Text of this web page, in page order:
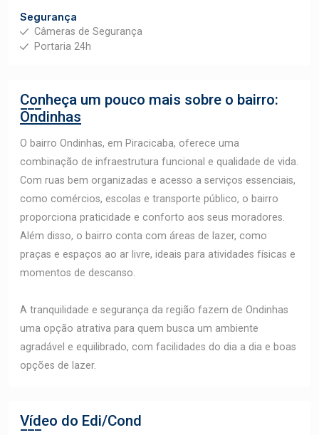
Segurança
Câmeras de Segurança
Portaria 24h
Conheça um pouco mais sobre o bairro:
Ondinhas
O bairro Ondinhas, em Piracicaba, oferece uma
combinação de infraestrutura funcional e qualidade de vida.
Com ruas bem organizadas e acesso a serviços essenciais,
como comércios, escolas e transporte público, o bairro
proporciona praticidade e conforto aos seus moradores.
Além disso, o bairro conta com áreas de lazer, como
praças e espaços ao ar livre, ideais para atividades físicas e
momentos de descanso.
A tranquilidade e segurança da região fazem de Ondinhas
uma opção atrativa para quem busca um ambiente
agradável e equilibrado, com facilidades do dia a dia e boas
opções de lazer.
Vídeo do Edi/Cond